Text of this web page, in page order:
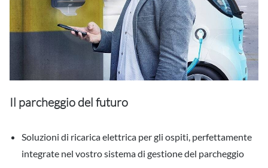
Il parcheggio del futuro
Soluzioni di ricarica elettrica per gli ospiti, perfettamente
integrate nel vostro sistema di gestione del parcheggio